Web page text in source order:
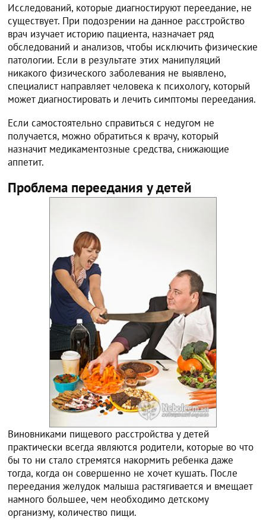
Исследований, которые диагностируют переедание, не
существует. При подозрении на данное расстройство
врач изучает историю пациента, назначает ряд
обследований и анализов, чтобы исключить физические
патологии. Если в результате этих манипуляций
никакого физического заболевания не выявлено,
специалист направляет человека к психологу, который
может диагностировать и лечить симптомы переедания.
Если самостоятельно справиться с недугом не
получается, можно обратиться к врачу, который
назначит медикаментозные средства, снижающие
аппетит.
Проблема переедания у детей
Виновниками пищевого расстройства у детей
практически всегда являются родители, которые во что
бы то ни стало стремятся накормить ребенка даже
тогда, когда он совершенно не хочет кушать. После
переедания желудок малыша растягивается и вмещает
намного большее, чем необходимо детскому
организму, количество пищи.